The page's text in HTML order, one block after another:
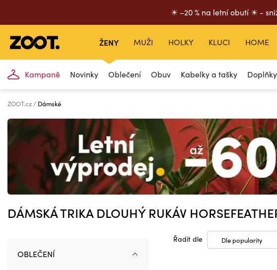
☀ –20 % na letní obutí ☀ -
ŽENY
Kampaně Novinky Oblečení Obuv Kabelky a tašky Doplňky
MUŽI HOLKY KLUCI HOME
ZOOT.cz Dámské
DÁMSKÁ TRIKA DLOUHÝ RUKÁV
Řadit dle Dle popularity
OBLEČENÍ